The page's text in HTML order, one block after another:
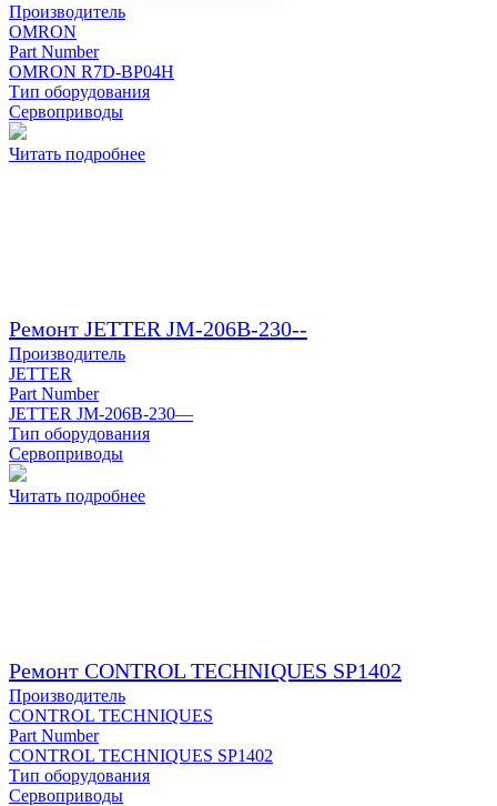
Производитель
OMRON
Part Number
OMRON R7D-BP04H
Тип оборудования
Сервоприводы
Читать подробнее
Ремонт JETTER JM-206B-230--
Производитель
JETTER
Part Number
JETTER JM-206B-230—
Тип оборудования
Сервоприводы
Читать подробнее
Ремонт CONTROL TECHNIQUES SP1402
Производитель
CONTROL TECHNIQUES
Part Number
CONTROL TECHNIQUES SP1402
Тип оборудования
Сервоприводы